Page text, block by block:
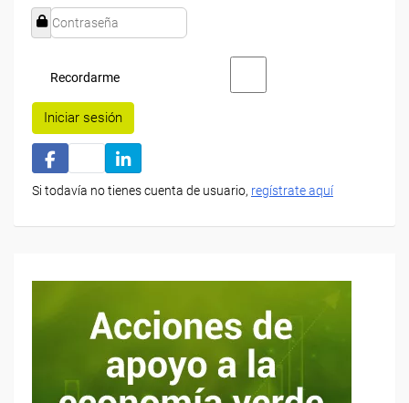
Recordarme
Iniciar sesión
Si todavía no tienes cuenta de usuario, regístrate aquí